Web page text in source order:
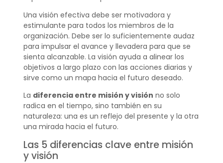
Una visión efectiva debe ser motivadora y
estimulante para todos los miembros de la
organización. Debe ser lo suficientemente audaz
para impulsar el avance y llevadera para que se
sienta alcanzable. La visión ayuda a alinear los
objetivos a largo plazo con las acciones diarias y
sirve como un mapa hacia el futuro deseado.
La diferencia entre misión y visión no solo
radica en el tiempo, sino también en su
naturaleza: una es un reflejo del presente y la otra
una mirada hacia el futuro.
Las 5 diferencias clave entre misión
y visión